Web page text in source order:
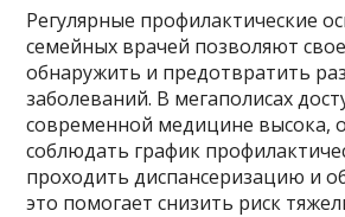
Регулярные профилактические
семейных врачей позволяют
обнаружить и предотвратить
заболеваний. В мегаполисах
современной медицине высока,
соблюдать график
проходить диспансеризацию и
это помогает снизить риск